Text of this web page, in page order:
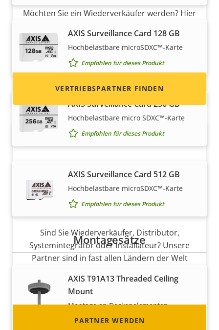
AXIS Surveillance Card 128 GB
Hochbelastbare microSDXC™-Karte
Empfohlen für dieses Produkt
AXIS Surveillance Card 256 GB
Hochbelastbare micro SDXC™-Karte
Empfohlen für dieses Produkt
AXIS Surveillance Card 512 GB
Hochbelastbare microSDXC™-Karte
Empfohlen für dieses Produkt
Montagesätze
AXIS T91A13 Threaded Ceiling
Mount
Montage an Deckenelementen
Empfohlen für dieses Produkt
Möchten Sie ein Wiederverkäufer werden? Hier
Distributoren von Axis Produkten und
Systemen.
VERTRIEBSPARTNER FINDEN
Partner werden
Sind Sie Wiederverkäufer, Distributor,
Systemintegrator oder Installateur? Unsere
Partner sind in fast allen Ländern der Welt
werden können!
PARTNER WERDEN